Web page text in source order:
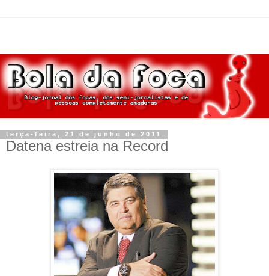
terça-feira, 21 de junho de 2011
Datena estreia na Record